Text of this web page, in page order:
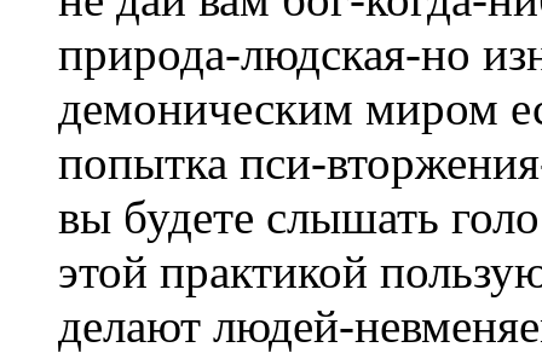
природа-людская-но
демоническим миром
попытка пси-
вы будете слышать
этой практикой
делают людей-